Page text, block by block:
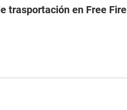
trasportación en Free Fire